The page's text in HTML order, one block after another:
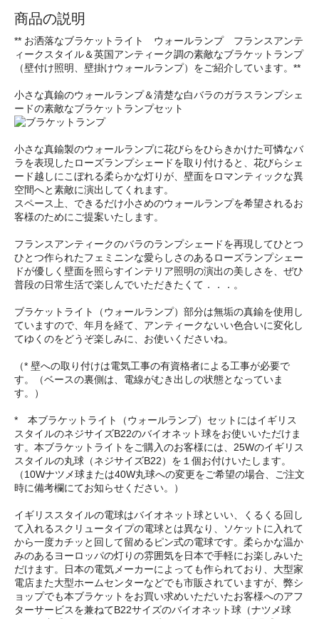
商品の説明
** お洒落なブラケットライト ウォールランプ フランスアンテ
ィークスタイル＆英国アンティーク調の素敵なブラケットランプ
（壁付け照明、壁掛けウォールランプ）をご紹介しています。**
小さな真鍮のウォールランプ＆清楚な白バラのガラスランプシェ
ードの素敵なブラケットランプセット
小さな真鍮製のウォールランプに花びらをひらきかけた可憐なバ
ラを表現したローズランプシェードを取り付けると、花びらシェ
ード越しにこぼれる柔らかな灯りが、壁面をロマンティックな異
空間へと素敵に演出してくれます。
スペース上、できるだけ小さめのウォールランプを希望されるお
客様のためにご提案いたします。
フランスアンティークのバラのランプシェードを再現してひとつ
ひとつ作られたフェミニンな愛らしさのあるローズランプシェー
ドが優しく壁面を照らすインテリア照明の演出の美しさを、ぜひ
普段の日常生活で楽しんでいただきたくて．．．。
ブラケットライト（ウォールランプ）部分は無垢の真鍮を使用し
ていますので、年月を経て、アンティークないい色合いに変化し
てゆくのをどうぞ楽しみに、お使いくださいね。
（* 壁への取り付けは電気工事の有資格者による工事が必要で
す。（ベースの裏側は、電線がむき出しの状態となっていま
す。）
* 本ブラケットライト（ウォールランプ）セットにはイギリス
スタイルのネジサイズB22のバイオネット球をお使いいただけま
す。本ブラケットライトをご購入のお客様には、25Wのイギリス
スタイルの丸球（ネジサイズB22）を１個お付けいたします。
（10Wナツメ球または40W丸球への変更をご希望の場合、ご注文
時に備考欄にてお知らせください。）
イギリススタイルの電球はバイオネット球といい、くるくる回し
て入れるスクリュータイプの電球とは異なり、ソケットに入れて
から一度カチッと回して留めるピン式の電球です。柔らかな温か
みのあるヨーロッパの灯りの雰囲気を日本で手軽にお楽しみいた
だけます。日本の電気メーカーによっても作られており、大型家
電店また大型ホームセンターなどでも市販されていますが、弊シ
ョップでも本ブラケットをお買い求めいただいたお客様へのアフ
ターサービスを兼ねてB22サイズのバイオネット球（ナツメ球